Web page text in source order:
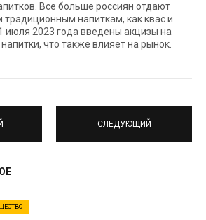
Все больше россиян отдают
традиционным напиткам, как квас и
июля 2023 года введены акцизы на
что также влияет на рынок.
СЛЕДУЮЩИЙ